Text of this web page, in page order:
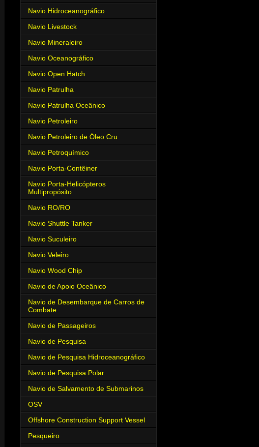
Navio Hidroceanográfico
Navio Livestock
Navio Mineraleiro
Navio Oceanográfico
Navio Open Hatch
Navio Patrulha
Navio Patrulha Oceânico
Navio Petroleiro
Navio Petroleiro de Óleo Cru
Navio Petroquímico
Navio Porta-Contêiner
Navio Porta-Helicópteros
Multipropósito
Navio RO/RO
Navio Shuttle Tanker
Navio Suculeiro
Navio Veleiro
Navio Wood Chip
Navio de Apoio Oceânico
Navio de Desembarque de Carros de
Combate
Navio de Passageiros
Navio de Pesquisa
Navio de Pesquisa Hidroceanográfico
Navio de Pesquisa Polar
Navio de Salvamento de Submarinos
OSV
Offshore Construction Support Vessel
Pesqueiro